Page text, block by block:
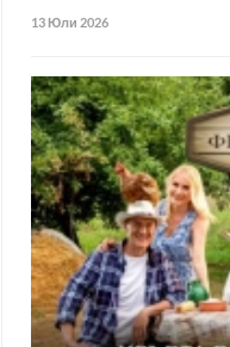
13 Юли 2026